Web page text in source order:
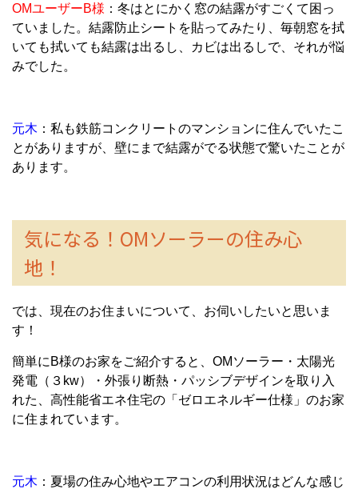
OMユーザーB様 ：冬はとにかく窓の結露がすごくて困っ
ていました。結露防止シートを貼ってみたり、毎朝窓を拭
いても拭いても結露は出るし、カビは出るしで、それが悩
みでした。
元木 ：私も鉄筋コンクリートのマンションに住んでいたこ
とがありますが、壁にまで結露がでる状態で驚いたことが
あります。
気になる！OMソーラーの住み心
地！
では、現在のお住まいについて、お伺いしたいと思いま
す！
簡単にB様のお家をご紹介すると、OMソーラー・太陽光
発電（３kw）・外張り断熱・パッシブデザインを取り入
れた、高性能省エネ住宅の「ゼロエネルギー仕様」のお家
に住まれています。
元木 ：夏場の住み心地やエアコンの利用状況はどんな感じ